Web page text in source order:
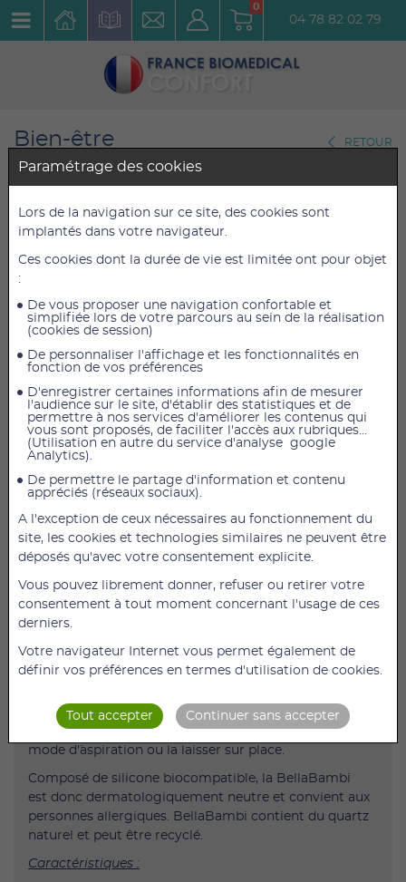
0
04 78 82 02 79
Bien-être
Auto-massage-Fascias
RETOUR
Ventouse Silicone Mini
BellaBambi Bleu nuit
Réf. : 2071
15,60 € TTC
13,00 € HT
15,60 € TTC
AJOUTER AU PANIER
BellaBambi Mini est une ventouse en silicone
biocompatible qui permet d'activer la circulation
sanguine, d'améliorer la circulation lymphatique et de
Qu'est-ce que la ventouse BellaBambi ?
Elle active la circulation sanguine, améliore la
circulation lymphatique et favorise la souplesse.
Elle soulève les différentes couches de peau, peut
décoller les fascias et activer le métabolisme.
Un des effets secondaires est qu´'en appliquant et tirant
BellaBambi par dessus la peau, elle génère un effet
Pressez BellaBambi, placez sur la peau et relâchez.
Vous pouvez bouger la BellaBambi qui se trouve en
mode d´'aspiration ou la laisser sur place.
Composé de silicone biocompatible, la BellaBambi
est donc dermatologiquement neutre et convient aux
personnes allergiques. BellaBambi contient du quartz
naturel et peut être recyclé.
Caractéristiques :
Paramétrage des cookies
Lors de la navigation sur ce site, des cookies sont
implantés dans votre navigateur.
Ces cookies dont la durée de vie est limitée ont pour objet
:
De vous proposer une navigation confortable et
simplifiée lors de votre parcours au sein de la réalisation
(cookies de session)
De personnaliser l'affichage et les fonctionnalités en
fonction de vos préférences
D'enregistrer certaines informations afin de mesurer
l'audience sur le site, d'établir des statistiques et de
permettre à nos services d'améliorer les contenus qui
vous sont proposés, de faciliter l'accès aux rubriques...
(Utilisation en autre du service d'analyse google
Analytics).
De permettre le partage d'information et contenu
appréciés (réseaux sociaux).
A l'exception de ceux nécessaires au fonctionnement du
site, les cookies et technologies similaires ne peuvent être
déposés qu'avec votre consentement explicite.
Vous pouvez librement donner, refuser ou retirer votre
consentement à tout moment concernant l'usage de ces
derniers.
Votre navigateur Internet vous permet également de
définir vos préférences en termes d'utilisation de cookies.
Tout accepter Continuer sans accepter